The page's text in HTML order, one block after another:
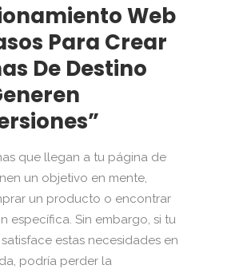
Web
Para Crear
De Destino
que llegan a tu página de
un objetivo en mente,
un producto o encontrar
específica. Sin embargo, si tu
estas necesidades en
podría perder la